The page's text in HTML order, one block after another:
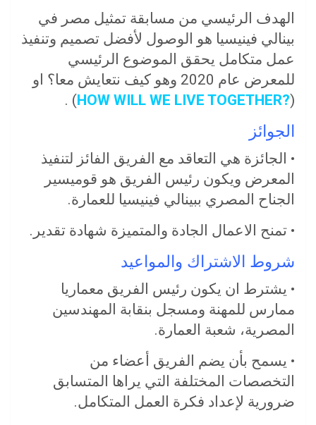
الهدف الرئيسي من مسابقة تمثيل مصر في
بينالي فينيسيا هو الوصول لأفضل تصميم وتنفيذ
عمل متكامل يحقق الموضوع الرئيسي
للمعرض عام 2020 وهو كيف نتعايش معا؟ او
(
?HOW WILL WE LIVE TOGETHER
) .
الجوائز
• الجائزة هي التعاقد مع الفريق الفائز لتنفيذ
المعرض ويكون رئيس الفريق هو قوميسير
الجناح المصري ببينالي فينيسيا للعمارة.
• تمنح الاعمال الجادة والمتميزة شهادة تقدير.
شروط الاشتراك والمواعيد
• يشترط ان يكون رئيس الفريق معماريا
ممارس للمهنة ومسجل بنقابة المهندسين
المصرية، شعبة العمارة.
• يسمح بأن يضم الفريق أعضاء من
التخصصات المختلفة التي يراها المتسابق
ضرورية لإعداد فكرة العمل المتكامل.